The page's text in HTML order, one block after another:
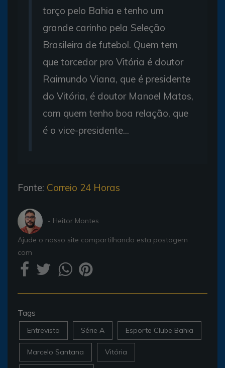
torço pelo Bahia e tenho um
grande carinho pela Seleção
Brasileira de futebol. Quem tem
que torcedor pro Vitória é doutor
Raimundo Viana, que é presidente
do Vitória, é doutor Manoel Matos,
com quem tenho boa relação, que
é o vice-presidente...
Fonte: Correio 24 Horas
- Heitor Montes
Ajude o nosso site compartilhando esta postagem
com
Tags
Entrevista Série A Esporte Clube Bahia
Marcelo Santana Vitória